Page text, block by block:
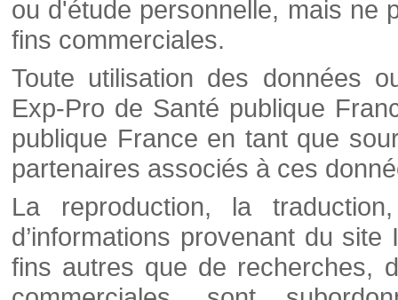
ou d'étude personnelle, mais ne
fins commerciales.
Toute utilisation des données
Exp-Pro de Santé publique
publique France en tant que
partenaires associés à ces
La reproduction, la
d’informations provenant du
fins autres que de recherches,